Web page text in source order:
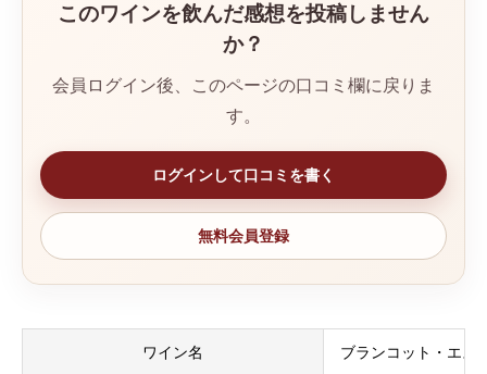
このワインを飲んだ感想を投稿しません
か？
会員ログイン後、このページの口コミ欄に戻りま
す。
ログインして口コミを書く
無料会員登録
ワイン名 ブランコット・エス